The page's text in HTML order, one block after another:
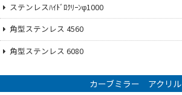
ステンレスﾊｲﾄﾞﾛｸﾘｰﾝφ1000
角型ステンレス 4560
角型ステンレス 6080
カーブミラー アクリル